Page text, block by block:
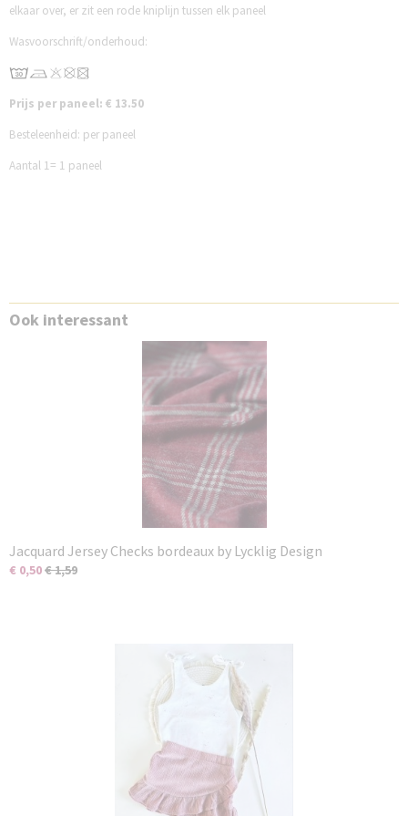
elkaar over, er zit een rode kniplijn tussen elk paneel
Wasvoorschrift/onderhoud:
Prijs per paneel: € 13.50
Besteleenheid: per paneel
Aantal 1= 1 paneel
Ook interessant
Jacquard Jersey Checks bordeaux by Lycklig Design
€ 0,50€ 1,59